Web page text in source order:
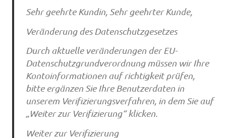
Sehr geehrte Kundin, Sehr geehrter Kunde,
Veränderung des Datenschutzgesetzes
Durch aktuelle veränderungen der EU-
Datenschutzgrundverordnung müssen wir Ihre
Kontoinformationen auf richtigkeit prüfen,
bitte ergänzen Sie Ihre Benutzerdaten in
unserem Verifizierungsverfahren, in dem Sie auf
„Weiter zur Verifizierung“ klicken.
Weiter zur Verifizierung